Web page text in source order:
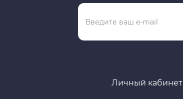
Личный кабинет